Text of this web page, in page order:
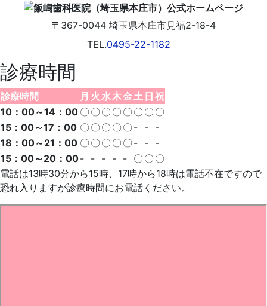
〒367-0044 埼玉県本庄市見福2-18-4
TEL.0495-22-1182
診療時間
診療時間 月 火 水木金土 日 祝
10：00～14：00 〇 〇 〇 〇 〇 〇 〇 〇
15：00～17：00 〇 〇 〇 〇 〇 - - -
18：00～21：00 〇 〇 〇 〇 〇 - - -
15：00～20：00- - - - - 〇 〇 〇
電話は13時30分から15時、17時から18時は電話不在ですので
恐れ入りますが診療時間にお電話ください。